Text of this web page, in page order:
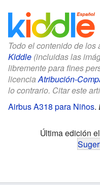
Todo el contenido de los
Kiddle (incluidas las
libremente para fines
licenciaAtribución-
lo contrario. Citar este
Airbus A318 para Niños.
Última edición